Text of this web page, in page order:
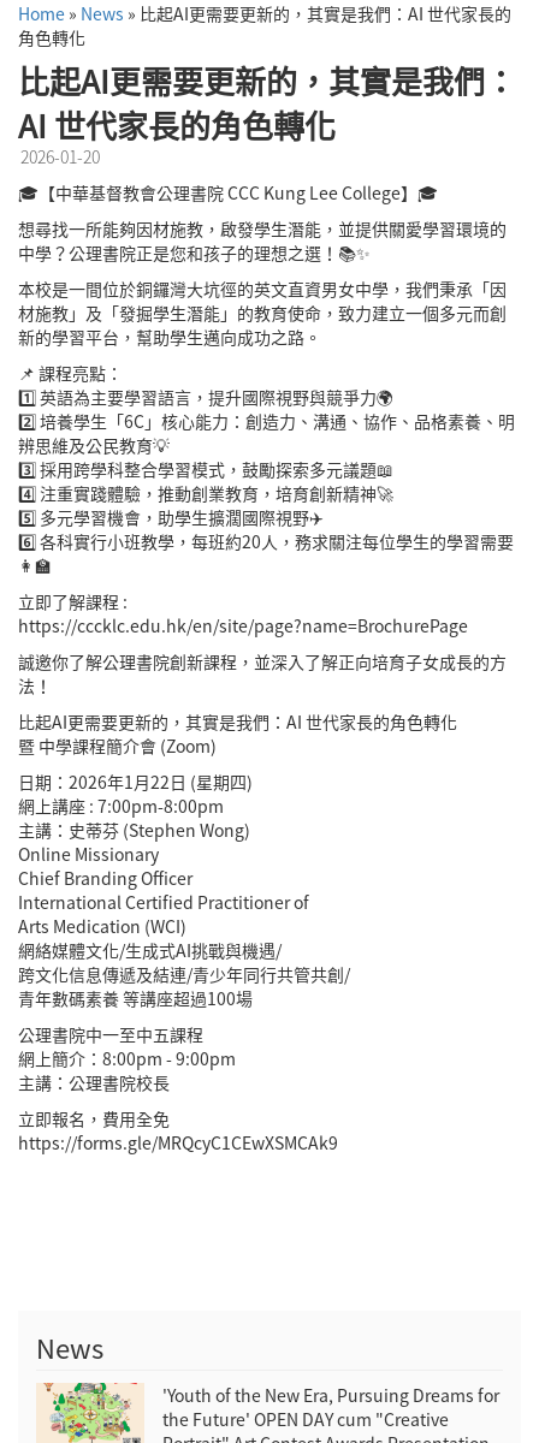
Home » News » 比起AI更需要更新的，其實是我們：AI 世代家長的
角色轉化
比起AI更需要更新的，其實是我們：
AI 世代家長的角色轉化
2026-01-20
🎓【中華基督教會公理書院 CCC Kung Lee College】🎓
想尋找一所能夠因材施教，啟發學生潛能，並提供關愛學習環境的
中學？公理書院正是您和孩子的理想之選！📚✨
本校是一間位於銅鑼灣大坑徑的英文直資男女中學，我們秉承「因
材施教」及「發掘學生潛能」的教育使命，致力建立一個多元而創
新的學習平台，幫助學生邁向成功之路。
📌 課程亮點：
1️⃣ 英語為主要學習語言，提升國際視野與競爭力🌍
2️⃣ 培養學生「6C」核心能力：創造力、溝通、協作、品格素養、明
辨思維及公民教育💡
3️⃣ 採用跨學科整合學習模式，鼓勵探索多元議題📖
4️⃣ 注重實踐體驗，推動創業教育，培育創新精神🚀
5️⃣ 多元學習機會，助學生擴濶國際視野✈️
6️⃣ 各科實行小班教學，每班約20人，務求關注每位學生的學習需要
👩‍🏫
立即了解課程 :
https://cccklc.edu.hk/en/site/page?name=BrochurePage
誠邀你了解公理書院創新課程，並深入了解正向培育子女成長的方
法！
比起AI更需要更新的，其實是我們：AI 世代家長的角色轉化
暨 中學課程簡介會 (Zoom)
日期：2026年1月22日 (星期四)
網上講座 : 7:00pm-8:00pm
主講：史蒂芬 (Stephen Wong)
Online Missionary
Chief Branding Officer
International Certified Practitioner of
Arts Medication (WCI)
網絡媒體文化/生成式AI挑戰與機遇/
跨文化信息傳遞及結連/青少年同行共管共創/
青年數碼素養 等講座超過100場
公理書院中一至中五課程
網上簡介：8:00pm - 9:00pm
主講：公理書院校長
立即報名，費用全免
https://forms.gle/MRQcyC1CEwXSMCAk9
News
'Youth of the New Era, Pursuing Dreams for
the Future' OPEN DAY cum "Creative